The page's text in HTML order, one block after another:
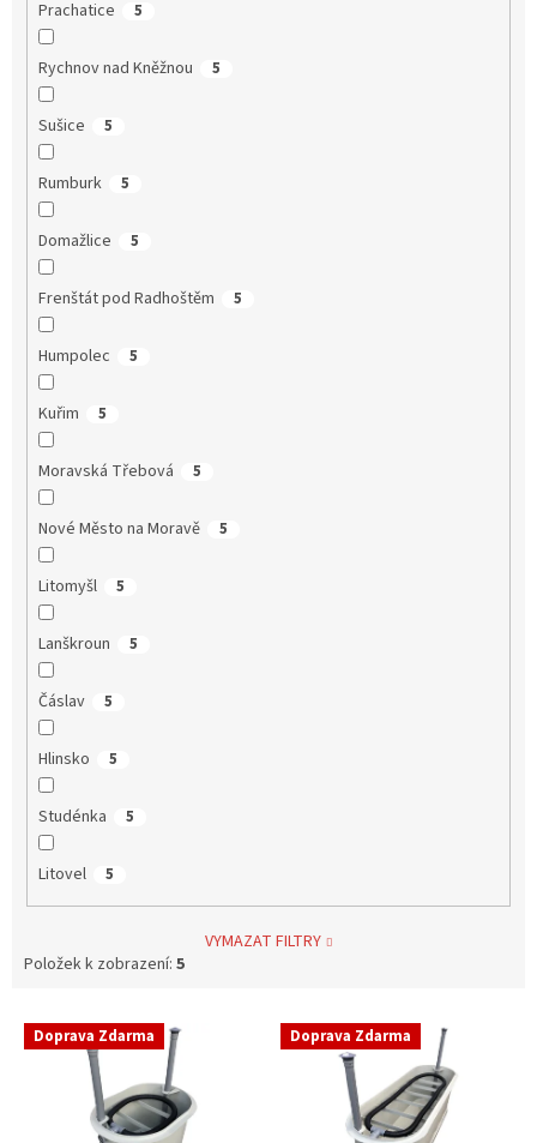
Prachatice 5
Rychnov nad Kněžnou 5
Sušice 5
Rumburk 5
Domažlice 5
Frenštát pod Radhoštěm 5
Humpolec 5
Kuřim 5
Moravská Třebová 5
Nové Město na Moravě 5
Litomyšl 5
Lanškroun 5
Čáslav 5
Hlinsko 5
Studénka 5
Litovel 5
VYMAZAT FILTRY
Položek k zobrazení: 5
V Doprava Zdarma Doprava Zdarma